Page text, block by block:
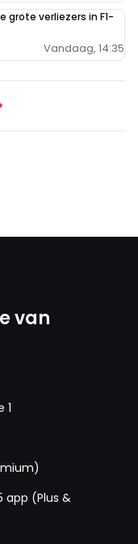
grote verliezers in F1-
Vandaag, 14:35
van
1
app (Plus &